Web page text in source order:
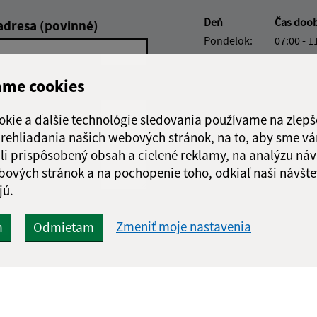
cookies
a ďalšie technológie sledovania používame na
našich webových stránok, na to, aby sme
prispôsobený obsah a cielené reklamy, na analýzu
stránok a na pochopenie toho, odkiaľ naši
Odmietam Zmeniť moje nastavenia
(povinné)
Google reCaptcha Response
Odoslať správu
Deň
Čas
Pondelok:
07:00 -
Utorok:
07:00 -
Piatok:
07:00 -
Obedňajšia